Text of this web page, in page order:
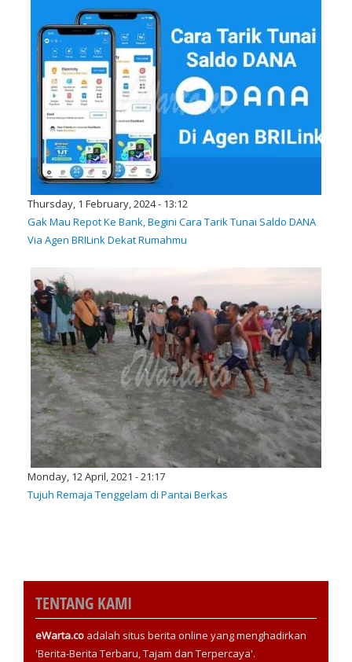
Thursday, 1 February, 2024 - 13:12
Gak Mau Repot Ke Bank, Begini Cara Tarik Tunai Saldo DANA
Via Agen BRILink Dekat Rumahmu
Monday, 12 April, 2021 - 21:17
Tujuh Remaja Tenggelam di Pantai Berkas
TENTANG KAMI
eWarta.co adalah situs berita online yang menghadirkan
'Berita-Berita Terbaru, Tajam dan Terpercaya'.